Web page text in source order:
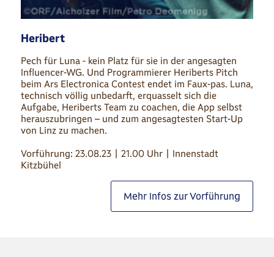
Heribert
Pech für Luna - kein Platz für sie in der angesagten
Influencer-WG. Und Programmierer Heriberts Pitch
beim Ars Electronica Contest endet im Faux-pas. Luna,
technisch völlig unbedarft, erquasselt sich die
Aufgabe, Heriberts Team zu coachen, die App selbst
herauszubringen – und zum angesagtesten Start-Up
von Linz zu machen.
Vorführung: 23.08.23 | 21.00 Uhr | Innenstadt
Kitzbühel
Mehr Infos zur Vorführung